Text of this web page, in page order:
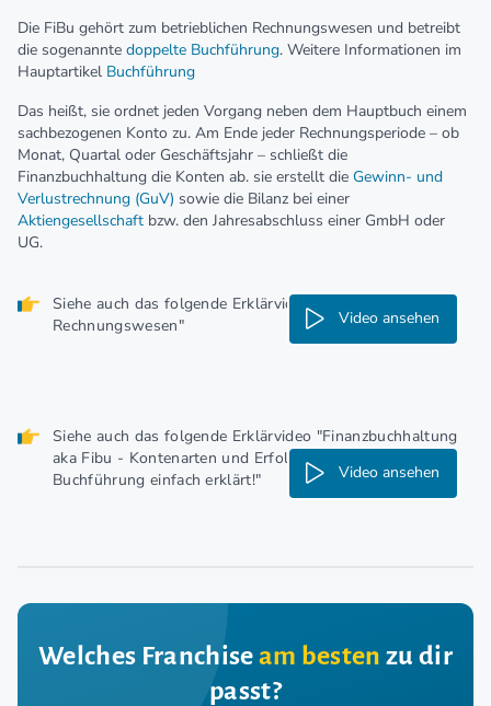
Die FiBu gehört zum betrieblichen Rechnungswesen und betreibt
die sogenannte doppelte Buchführung. Weitere Informationen im
Hauptartikel Buchführung
Das heißt, sie ordnet jeden Vorgang neben dem Hauptbuch einem
sachbezogenen Konto zu. Am Ende jeder Rechnungsperiode – ob
Monat, Quartal oder Geschäftsjahr – schließt die
Finanzbuchhaltung die Konten ab. sie erstellt die Gewinn- und
Verlustrechnung (GuV) sowie die Bilanz bei einer
Aktiengesellschaft bzw. den Jahresabschluss einer GmbH oder
UG.
Siehe auch das folgende Erklärvideo "Einführung in das
Rechnungswesen"
Video ansehen
Siehe auch das folgende Erklärvideo "Finanzbuchhaltung
aka Fibu - Kontenarten und Erfolgskonten der
Buchführung einfach erklärt!"
Video ansehen
Welches Franchiseam besten zu dir
passt?